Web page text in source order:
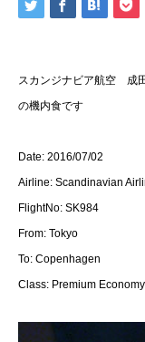
スカンジナビア航空 成
の機内食です
Date: 2016/07/02
Airline: Scandinavian
FlightNo: SK984
From: Tokyo
To: Copenhagen
Class: Premium